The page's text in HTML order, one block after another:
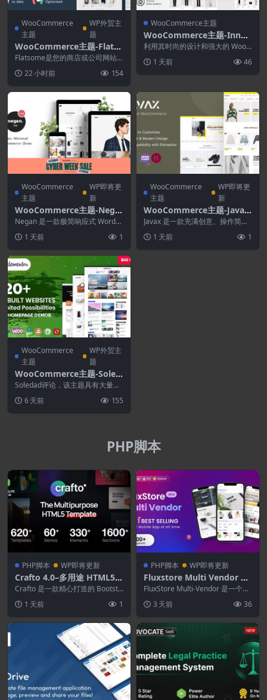
WooCommerce
主题
WP外贸主
题
WooCommerce主题-Flatso
me 3.20.9–多用途响应式Wo
oCommerce主题
Flatsome是您的商店或公司网站
自由职业者，则...
22 小时前 154
WooCommerce主题
WooCommerce主题-Innov
é Couture 36.0.0–服装电商
WordPress主题
利用其时尚的设计和强大的 WooC
1 天前 46
WooCommerce
主题
WP即将更
新
WooCommerce主题-Nega
n 1.9.0–极简WooCommerc
e主题
Negan 是一款极简响应式 WordPr
升至...1 天前 1
WooCommerce
主题
WP即将更
新
WooCommerce主题-Javax
1.1.0–Elementor WooCom
merce主题
Javax 是一款充满创意、操作简便
的您而打造。我...
1 天前 1
WooCommerce
主题
WP外贸主
题
WooCommerce主题-Soled
ad 8.7.5-多用途.报纸.博客和
WooCommerce WordPres
s主题
Soledad评论，该主题具有大量功
自定义网站。然...
6 天前 155
PHP脚本
PHP脚本 WP即将更新
Crafto 4.0–多用途 HTML5
模板
Crafto 是一款精心打造的 Bootstr
1 天前 1
PHP脚本 WP即将更新
Fluxstore Multi Vendor 6.
3.0–Flutter电子商务完整应
用
FluxStore Multi-Vendor 是一个完
3 天前 36